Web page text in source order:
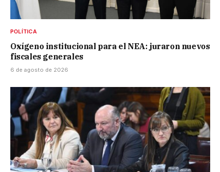
POLÍTICA
Oxígeno institucional para el NEA: juraron nuevos
fiscales generales
6 de agosto de 2026